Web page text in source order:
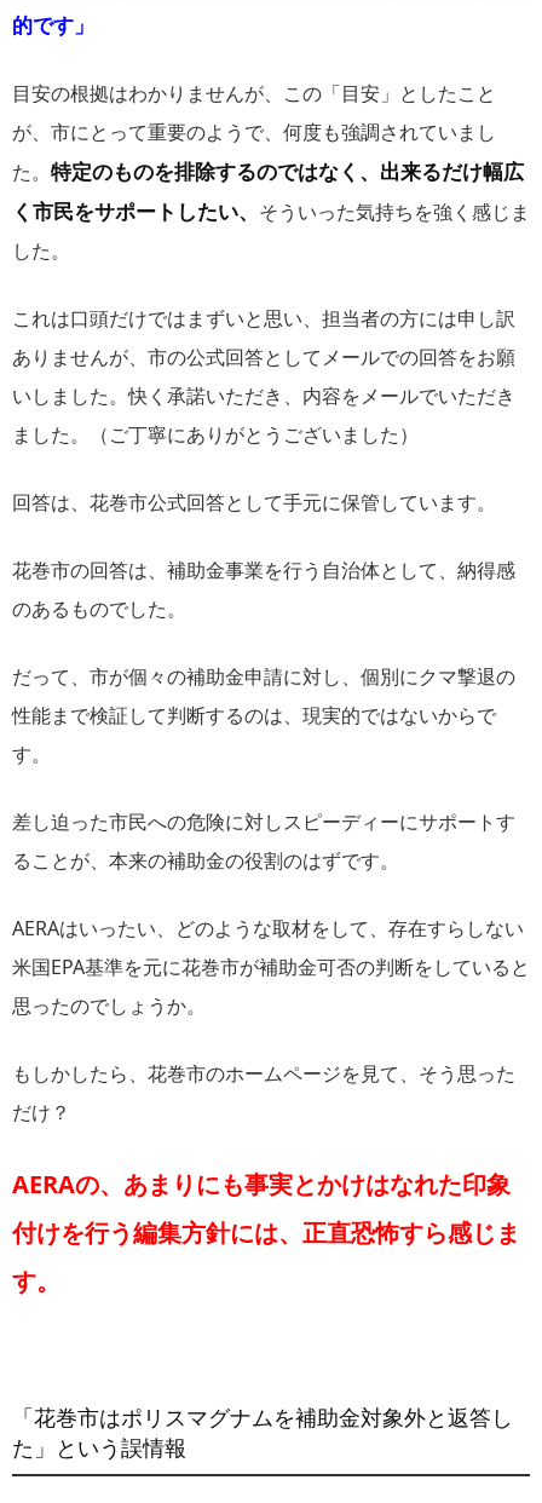
的です」
目安の根拠はわかりませんが、この「目安」としたこと
が、市にとって重要のようで、何度も強調されていまし
た。 特定のものを排除するのではなく、出来るだけ幅広
く市民をサポートしたい、 そういった気持ちを強く感じま
した。
これは口頭だけではまずいと思い、担当者の方には申し訳
ありませんが、市の公式回答としてメールでの回答をお願
いしました。快く承諾いただき、内容をメールでいただき
ました。（ご丁寧にありがとうございました）
回答は、花巻市公式回答として手元に保管しています。
花巻市の回答は、補助金事業を行う自治体として、納得感
のあるものでした。
だって、市が個々の補助金申請に対し、個別にクマ撃退の
性能まで検証して判断するのは、現実的ではないからで
す。
差し迫った市民への危険に対しスピーディーにサポートす
ることが、本来の補助金の役割のはずです。
AERAはいったい、どのような取材をして、存在すらしない
米国EPA基準を元に花巻市が補助金可否の判断をしていると
思ったのでしょうか。
もしかしたら、花巻市のホームページを見て、そう思った
だけ？
AERAの、あまりにも事実とかけはなれた印象
付けを行う編集方針には、正直恐怖すら感じま
す。
「花巻市はポリスマグナムを補助金対象外と返答し
た」という誤情報